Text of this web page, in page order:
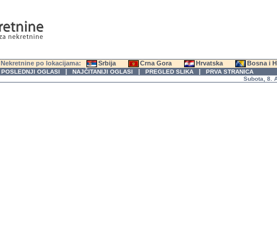
Nekretnine po lokacijama: Srbija Crna Gora Hrvatska Bosna i
POSLEDNJI OGLASI | NAJČITANIJI OGLASI | PREGLED SLIKA | PRVA STRANICA
Subota, 8.